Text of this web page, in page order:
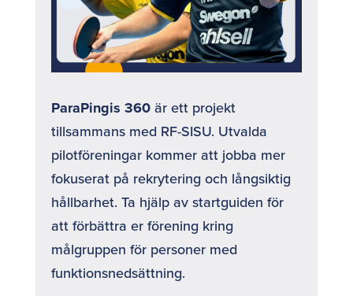
ParaPingis 360 är ett projekt
tillsammans med RF-SISU. Utvalda
pilotföreningar kommer att jobba mer
fokuserat på rekrytering och långsiktig
hållbarhet. Ta hjälp av startguiden för
att förbättra er förening kring
målgruppen för personer med
funktionsnedsättning.